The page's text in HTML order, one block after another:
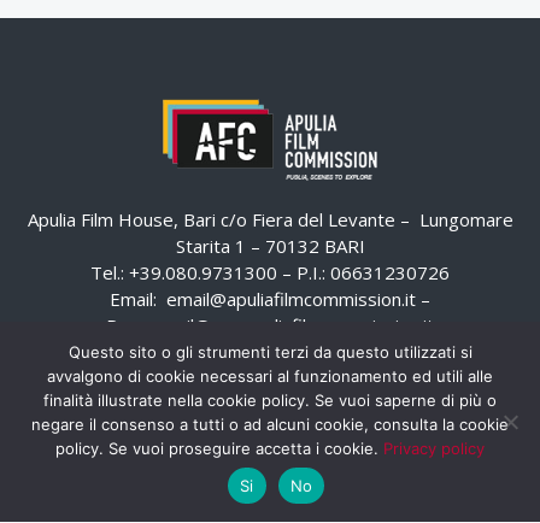
Apulia Film House, Bari c/o Fiera del Levante – Lungomare
Starita 1 – 70132 BARI
Tel.: +39.080.9731300 – P.I.: 06631230726
Email: email@apuliafilmcommission.it –
Pec:
email@pec.apuliafilmcommission.it
Questo sito o gli strumenti terzi da questo utilizzati si
avvalgono di cookie necessari al funzionamento ed utili alle
finalità illustrate nella cookie policy. Se vuoi saperne di più o
negare il consenso a tutti o ad alcuni cookie, consulta la cookie
policy. Se vuoi proseguire accetta i cookie. Privacy policy
Si
No